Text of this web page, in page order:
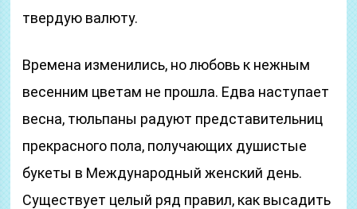
твердую валюту.
Времена изменились, но любовь к нежным
весенним цветам не прошла. Едва наступает
весна, тюльпаны радуют представительниц
прекрасного пола, получающих душистые
букеты в Международный женский день.
Существует целый ряд правил, как высадить